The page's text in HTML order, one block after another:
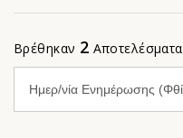
Βρέθηκαν 2 Αποτελέσματα